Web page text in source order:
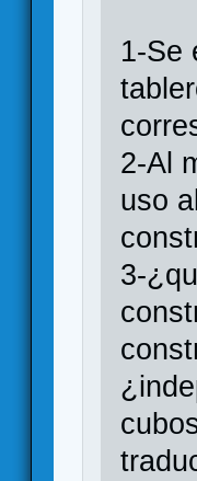
1-Se
2-Al
uso
3-